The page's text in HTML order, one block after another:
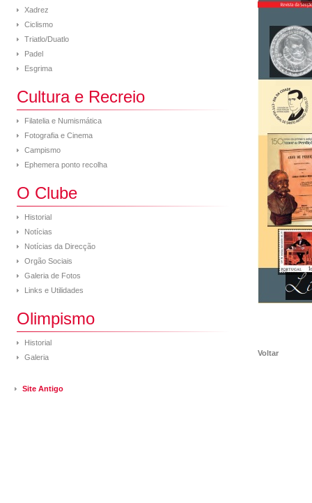
Xadrez
Ciclismo
Triatlo/Duatlo
Padel
Esgrima
Cultura e Recreio
Filatelia e Numismática
Fotografia e Cinema
Campismo
Ephemera ponto recolha
O Clube
Historial
Notícias
Notícias da Direcção
Orgão Sociais
Galeria de Fotos
Links e Utilidades
Olimpismo
Historial
Galeria
Site Antigo
Voltar